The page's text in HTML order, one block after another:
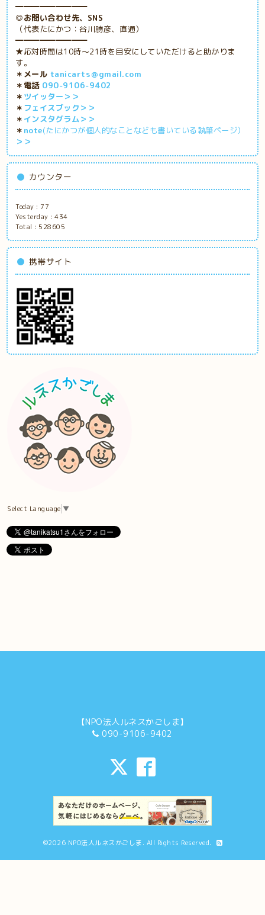
━━━━━━━━━
◎お問い合わせ先、SNS
（代表たにかつ：谷川勝彦、直通）
━━━━━━━━━
★応対時間は10時～21時を目安にしていただけると助かりま
す。
＊メール tanicarts＠gmail.com
＊電話 090-9106-9402
＊ ツイッター＞＞
＊ フェイスブック＞＞
＊ インスタグラム＞＞
＊ note(たにかつが個人的なことなども書いている執筆ページ）
＞＞
カウンター
Today : 77
Yesterday :434
Total : 528605
携帯サイト
Select Language ▼
【NPO法人ルネスかごしま】
090-9106-9402
©2026 NPO法人ルネスかごしま. All Rights Reserved.